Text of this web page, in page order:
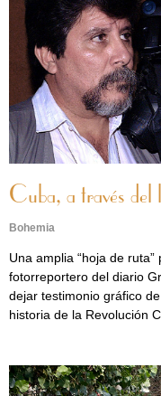
Cuba, a través del
Bohemia
Una amplia “hoja de
fotorreportero del diario
dejar testimonio gráfico
historia de la Revolución